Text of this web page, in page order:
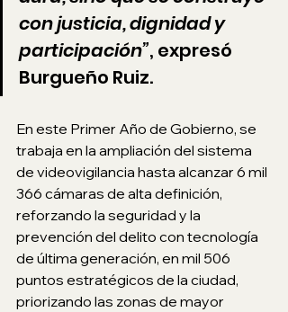
con justicia, dignidad y
participación”, expresó
Burgueño Ruiz.
En este Primer Año de Gobierno, se
trabaja en la ampliación del sistema
de videovigilancia hasta alcanzar 6 mil
366 cámaras de alta definición,
reforzando la seguridad y la
prevención del delito con tecnología
de última generación, en mil 506
puntos estratégicos de la ciudad,
priorizando las zonas de mayor